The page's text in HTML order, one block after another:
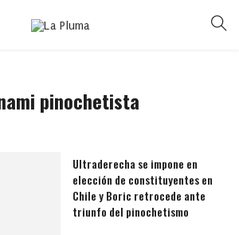
pinochetista
Ultraderecha se impone en
elección de constituyentes en
Chile y Boric retrocede ante
triunfo del pinochetismo